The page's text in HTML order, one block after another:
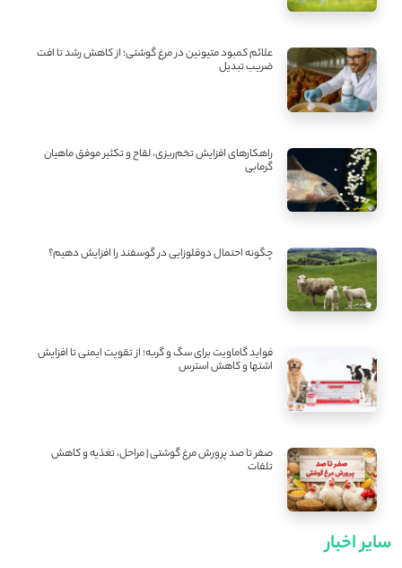
علائم کمبود متیونین در مرغ گوشتی؛ از کاهش رشد تا افت
ضریب تبدیل
راهکارهای افزایش تخم‌ریزی، لقاح و تکثیر موفق ماهیان
گرمابی
چگونه احتمال دوقلوزایی در گوسفند را افزایش دهیم؟
فواید گاماویت برای سگ و گربه؛ از تقویت ایمنی تا افزایش
اشتها و کاهش استرس
صفر تا صد پرورش مرغ گوشتی | مراحل، تغذیه و کاهش
تلفات
سایر اخبار